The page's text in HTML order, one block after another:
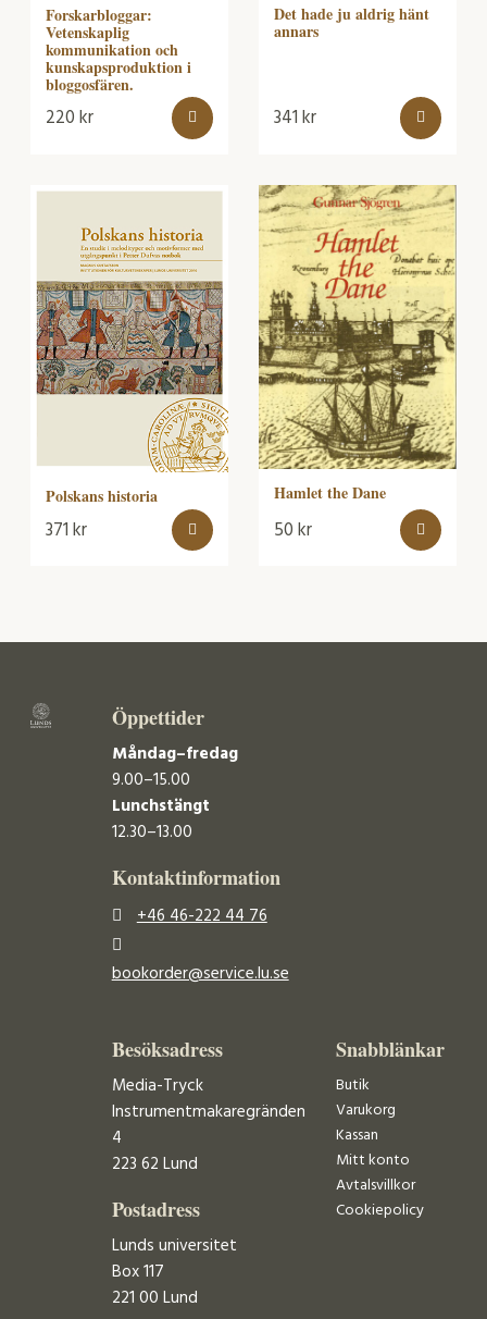
Forskarbloggar:
Vetenskaplig
kommunikation och
kunskapsproduktion i
bloggosfären.
220kr
Det hade ju aldrig hänt
annars
341kr
Polskans historia
371kr
Hamlet the Dane
50kr
Öppettider
Måndag–fredag
9.00–15.00
Lunchstängt
12.30–13.00
Kontaktinformation
+46 46-222 44 76
bookorder@service.lu.se
Besöksadress
Media-Tryck
Instrumentmakaregränden
4
223 62 Lund
Postadress
Lunds universitet
Box 117
221 00 Lund
Snabblänkar
Butik
Varukorg
Kassan
Mitt konto
Avtalsvillkor
Cookiepolicy